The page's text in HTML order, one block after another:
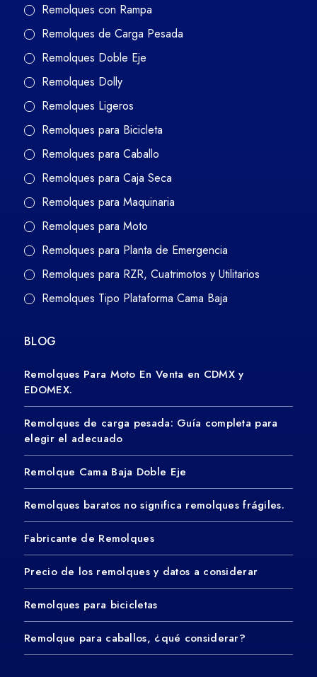
Remolques con Rampa
Remolques de Carga Pesada
Remolques Doble Eje
Remolques Dolly
Remolques Ligeros
Remolques para Bicicleta
Remolques para Caballo
Remolques para Caja Seca
Remolques para Maquinaria
Remolques para Moto
Remolques para Planta de Emergencia
Remolques para RZR, Cuatrimotos y Utilitarios
Remolques Tipo Plataforma Cama Baja
BLOG
Remolques Para Moto En Venta en CDMX y
EDOMEX.
Remolques de carga pesada: Guía completa para
elegir el adecuado
Remolque Cama Baja Doble Eje
Remolques baratos no significa remolques frágiles.
Fabricante de Remolques
Precio de los remolques y datos a considerar
Remolques para bicicletas
Remolque para caballos, ¿qué considerar?